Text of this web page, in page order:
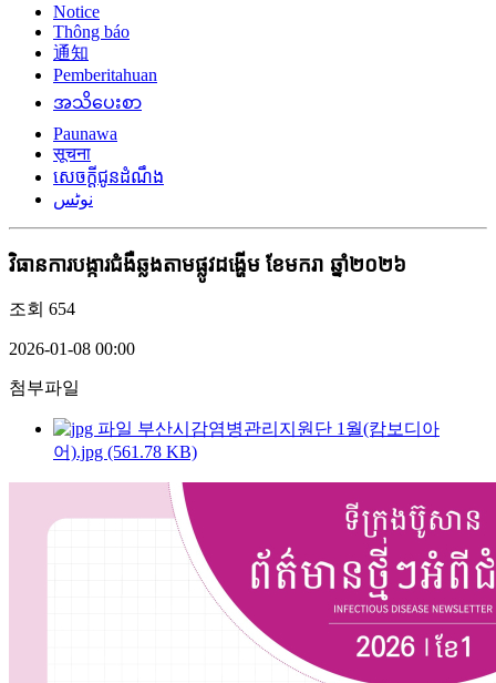
Notice
Thông báo
通知
Pemberitahuan
အသိပေးစာ
Paunawa
सूचना
សេចក្តីជូនដំណឹង
نوٹس
វិធានការបង្ការជំងឺឆ្លងតាមផ្លូវដង្ហើម ខែមករា ឆ្នាំ២០២៦
조회 654
2026-01-08 00:00
첨부파일
부산시감염병관리지원단 1월(캄보디아
어).jpg (561.78 KB)